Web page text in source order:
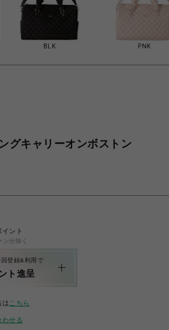
BLK PNK
グキャリーオンボストン
イント
分除く
登録&利用で
ト進呈
は こちら
わせる